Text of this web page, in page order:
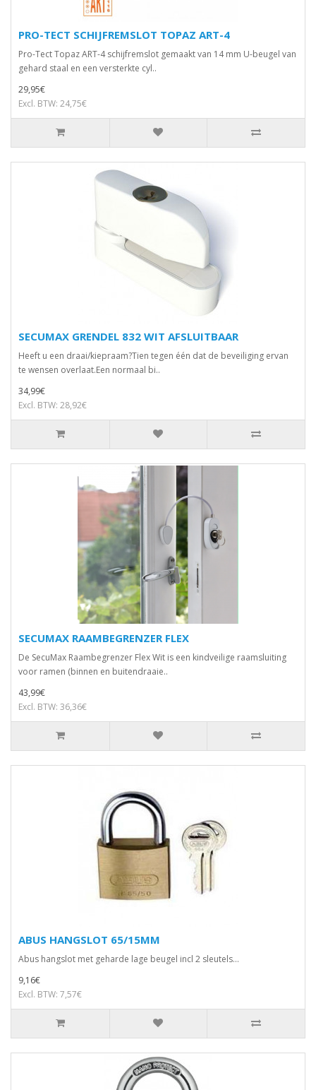
PRO-TECT SCHIJFREMSLOT TOPAZ ART-4
Pro-Tect Topaz ART-4 schijfremslot gemaakt van 14 mm U-beugel van
gehard staal en een versterkte cyl..
29,95€
Excl. BTW: 24,75€
SECUMAX GRENDEL 832 WIT AFSLUITBAAR
Heeft u een draai/kiepraam?Tien tegen één dat de beveiliging ervan
te wensen overlaat.Een normaal bi..
34,99€
Excl. BTW: 28,92€
SECUMAX RAAMBEGRENZER FLEX
De SecuMax Raambegrenzer Flex Wit is een kindveilige raamsluiting
voor ramen (binnen en buitendraaie..
43,99€
Excl. BTW: 36,36€
ABUS HANGSLOT 65/15MM
Abus hangslot met geharde lage beugel incl 2 sleutels...
9,16€
Excl. BTW: 7,57€